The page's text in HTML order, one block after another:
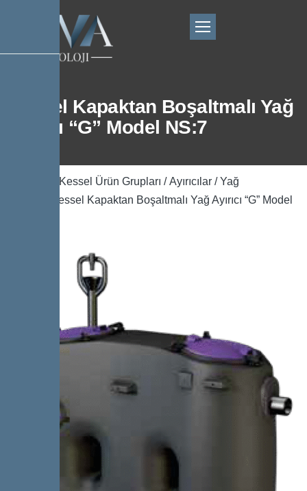
Kessel Kapaktan Boşaltmalı Yağ
Ayırıcı “G” Model NS:7
Kessel Ürün Grupları /Ayırıcılar /Yağ
/ Kessel Kapaktan Boşaltmalı Yağ Ayırıcı “G” Model